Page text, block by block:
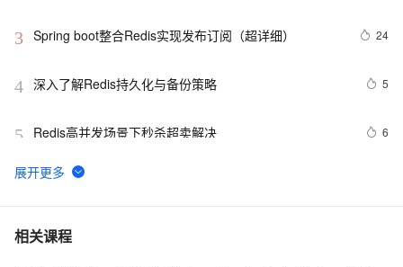
3 Spring boot整合Redis实现发布订阅（超详细） 24
4 深入了解Redis持久化与备份策略 5
5 Redis高并发场景下秒杀超卖解决 6
6 Redis安装布隆(Bloom Filter)过滤器
7 Redis：hash类型底层数据结构剖析
相关课程